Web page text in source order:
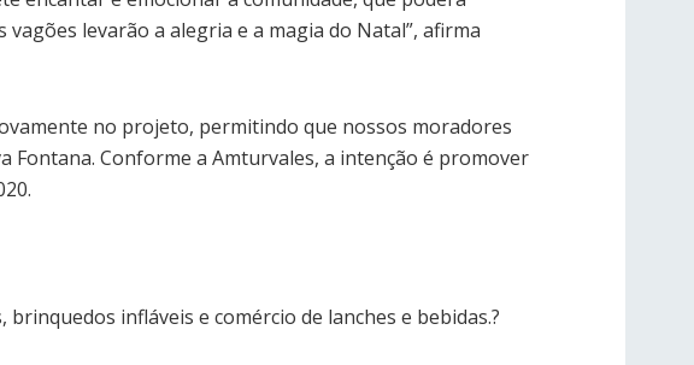
levarão a alegria e a magia do Natal”, afirma
no projeto, permitindo que nossos moradores
Fontana. Conforme a Amturvales, a intenção é promover
infláveis e comércio de lanches e bebidas.?